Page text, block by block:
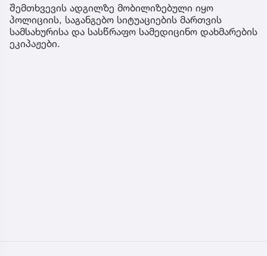
შემთხვევის ადგილზე მობილიზებული იყო
პოლიციის, საგანგებო სიტუაციების მართვის
სამსახურისა და სასწრაფო სამედიცინო დახმარების
ეკიპაჟები.